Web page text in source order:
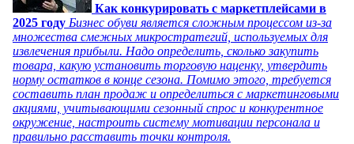
Как конкурировать с маркетплейсами в
2025 году Бизнес обуви является сложным процессом из-за
множества смежных микростратегий, используемых для
извлечения прибыли. Надо определить, сколько закупить
товара, какую установить торговую наценку, утвердить
норму остатков в конце сезона. Помимо этого, требуется
составить план продаж и определиться с маркетинговыми
акциями, учитывающими сезонный спрос и конкурентное
окружение, настроить систему мотивации персонала и
правильно расставить точки контроля.